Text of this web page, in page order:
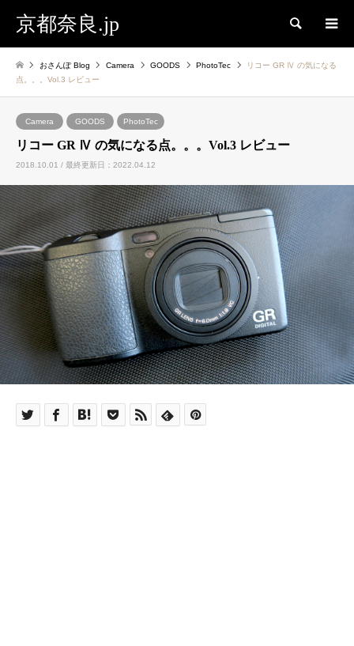
京都奈良.jp 検索
おさんぽ Blog Camera GOODS PhotoTec
リコー GR Ⅳ の気になる
点。。。Vol.3 レビュー
Camera GOODS PhotoTec
リコー GR Ⅳ の気になる点。。。Vol.3 レビュー
2018.10.01 / 最終更新日：2022.04.12